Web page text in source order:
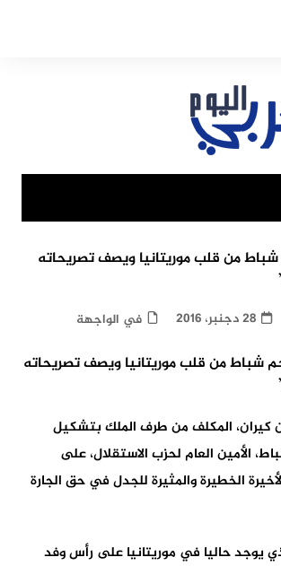
من قلب موريتانيا ويصف تصريحاته
28 دجنبر، 2016 في الواجهة
كيران، المكلف من طرف الملك بتشكيل
الأمين العام لحزب الاستقلال، على
الخطيرة والمثيرة للجدل في حق الجارة
يوجد حاليا في موريتانيا على رأس وفد